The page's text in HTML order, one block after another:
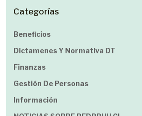
Categorías
Beneficios
Dictamenes Y Normativa DT
Finanzas
Gestión De Personas
Información